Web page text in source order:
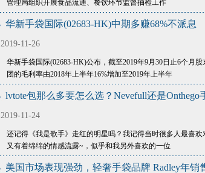
管理局组织开展食品流通、餐饮环节监督抽检工作
华新手袋国际(02683-HK)中期多赚68%不派息
2019-11-26
华新手袋国际(02683-HK)公布，截至2019年9月30日止6个月
团的毛利率由2018年上半年16%增加至2019年上半年
lvtote包那么多要怎么选？Nevefull还是Onthego
2019-11-24
还记得《我是歌手》走红的明星吗？我记得当时很多人最喜
又有着绵绵的情感流露~，似乎和我另外喜欢的一位
美国市场表现强劲，轻奢手袋品牌 Radley年销